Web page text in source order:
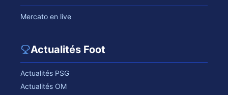
Mercato en live
Actualités Foot
Actualités PSG
Actualités OM